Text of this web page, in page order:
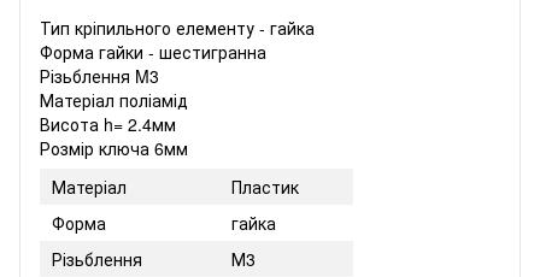
Тип кріпильного елементу - гайка
Форма гайки - шестигранна
Різьблення M3
Матеріал поліамід
Висота h= 2.4мм
Розмір ключа 6мм
Матеріал
Пластик
Форма
гайка
Різьблення
М3